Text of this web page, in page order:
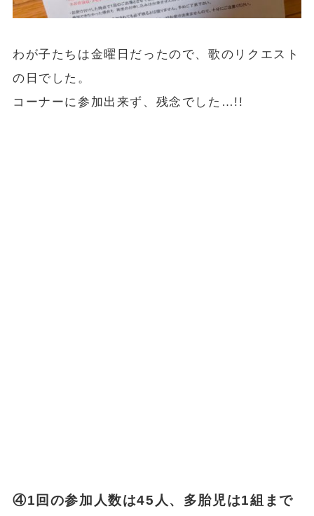
わが子たちは金曜日だったので、歌のリクエスト
の日でした。
コーナーに参加出来ず、残念でした…!!
④1回の参加人数は45人、多胎児は1組まで